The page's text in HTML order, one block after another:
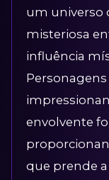
um universo
misteriosa
influência
envolvente
que prende